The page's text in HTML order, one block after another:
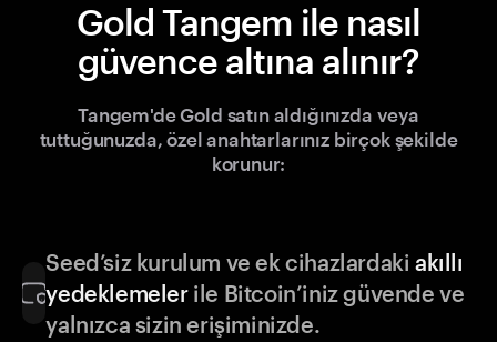
Gold Tangem ile nasıl
güvence altına alınır?
Tangem'de Gold satın aldığınızda veya
tuttuğunuzda, özel anahtarlarınız birçok şekilde
korunur:
Seed’siz kurulum ve ek cihazlardakiakıllı
yedeklemelerile Bitcoin’iniz güvende ve
yalnızca sizin erişiminizde.